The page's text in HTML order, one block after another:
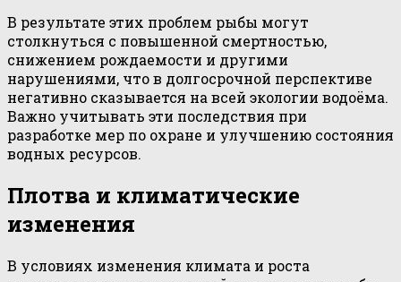
В результате этих проблем рыбы могут
столкнуться с повышенной смертностью,
снижением рождаемости и другими
нарушениями, что в долгосрочной перспективе
негативно сказывается на всей экологии водоёма.
Важно учитывать эти последствия при
разработке мер по охране и улучшению состояния
водных ресурсов.
Плотва и климатические
изменения
В условиях изменения климата и роста